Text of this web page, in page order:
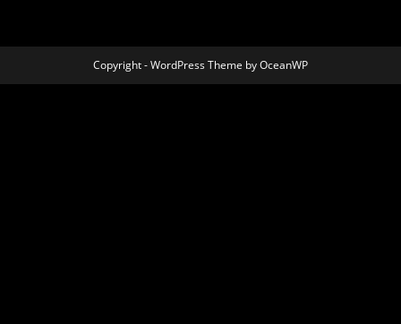
Copyright - WordPress Theme by OceanWP